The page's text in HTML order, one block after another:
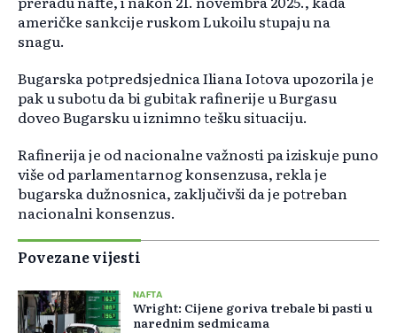
američke sankcije ruskom Lukoilu stupaju na
snagu.
Bugarska potpredsjednica Iliana Iotova upozorila je
pak u subotu da bi gubitak rafinerije u Burgasu
doveo Bugarsku u iznimno tešku situaciju.
Rafinerija je od nacionalne važnosti pa iziskuje puno
više od parlamentarnog konsenzusa, rekla je
bugarska dužnosnica, zaključivši da je potreban
nacionalni konsenzus.
Povezane vijesti
NAFTA
Wright: Cijene goriva trebale bi pasti u
narednim sedmicama